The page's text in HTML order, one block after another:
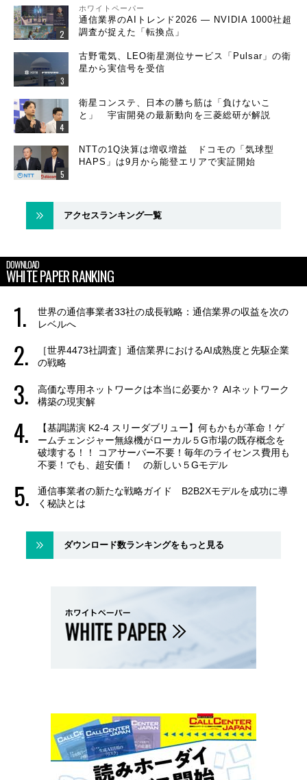
ホワイトペーパー
通信業界のAIトレンド2026 ― NVIDIA 1000社超
調査が捉えた「転換点」
古野電気、LEO衛星測位サービス「Pulsar」の衛
星から実信号を受信
衛星コンステ、日本の勝ち筋は「負けないこ
と」 宇宙開発の最新動向を三菱総研が解説
NTTの1Q決算は増収増益 ドコモの「気球型
HAPS」は9月から能登エリアで実証開始
アクセスランキング一覧
DOWNLOAD
WHITE PAPER RANKING
世界の通信事業者33社の成長戦略：通信業界の収益を次の
レベルへ
［世界4473社調査］通信業界におけるAI成熟度と先駆企業
の戦略
高価な専用ネットワークは本当に必要か？ AIネットワーク
構築の現実解
【基調講演 K2-4 スリーダブリュー】何もかもが革命！ゲ
ームチェンジャー無線機がローカル５G市場の既存概念を
破壊する！！ コアサーバー不要！毎年のライセンス費用も
不要！でも、超安価！ の新しい５Gモデル
通信事業者の新たな戦略ガイド B2B2Xモデルを成功に導
く秘訣とは
ダウンロード数ランキングをもっと見る